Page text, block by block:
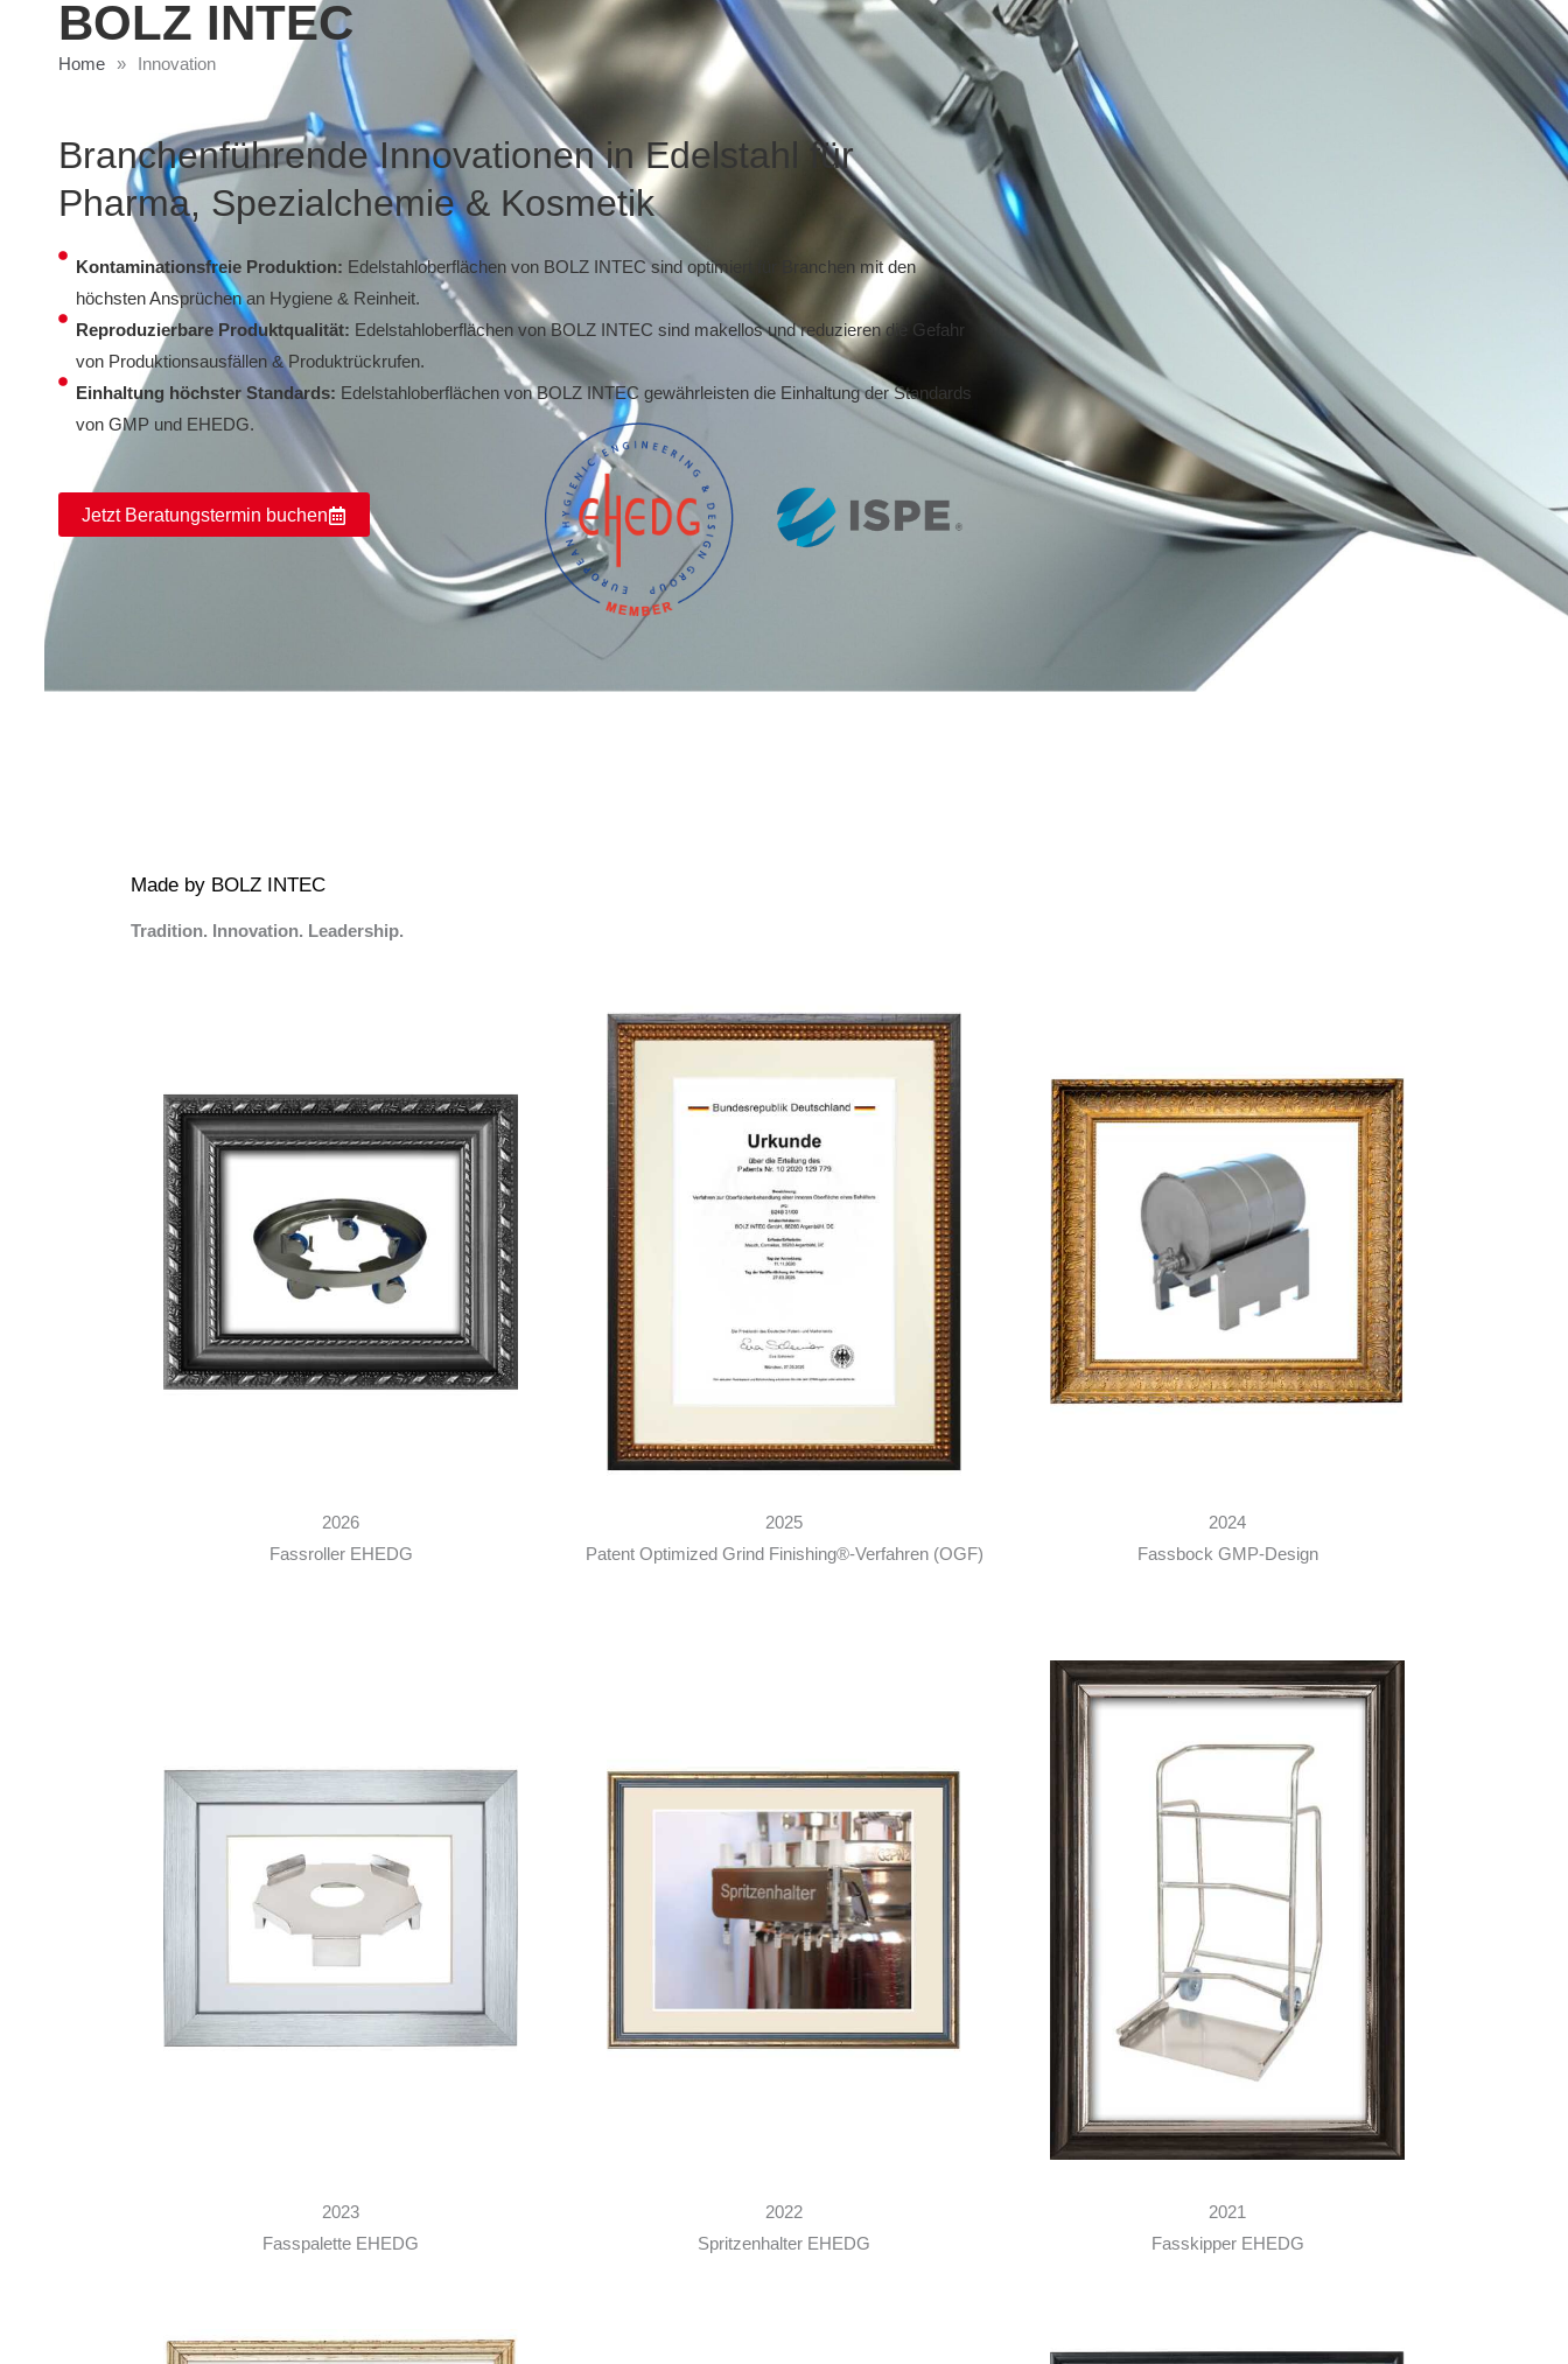
BOLZ INTEC
Home » Innovation
Branchenführende Innovationen in Edelstahl für
Pharma, Spezialchemie & Kosmetik
Kontaminationsfreie Produktion: Edelstahloberflächen von BOLZ INTEC sind optimiert für Branchen mit den
höchsten Ansprüchen an Hygiene & Reinheit.
Reproduzierbare Produktqualität: Edelstahloberflächen von BOLZ INTEC sind makellos und reduzieren die Gefahr
von Produktionsausfällen & Produktrückrufen.
Einhaltung höchster Standards: Edelstahloberflächen von BOLZ INTEC gewährleisten die Einhaltung der Standards
von GMP und EHEDG.
Jetzt Beratungstermin buchen
Made by BOLZ INTEC
Tradition. Innovation. Leadership.
2026
Fassroller EHEDG
2025
Patent Optimized Grind Finishing®-Verfahren (OGF)
2024
Fassbock GMP-Design
2023
Fasspalette EHEDG
2022
Spritzenhalter EHEDG
2021
Fasskipper EHEDG